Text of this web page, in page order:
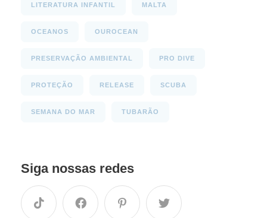
LITERATURA INFANTIL MALTA
OCEANOS OUROCEAN
PRESERVAÇÃO AMBIENTAL PRO DIVE
PROTEÇÃO RELEASE SCUBA
SEMANA DO MAR TUBARÃO
Siga nossas redes